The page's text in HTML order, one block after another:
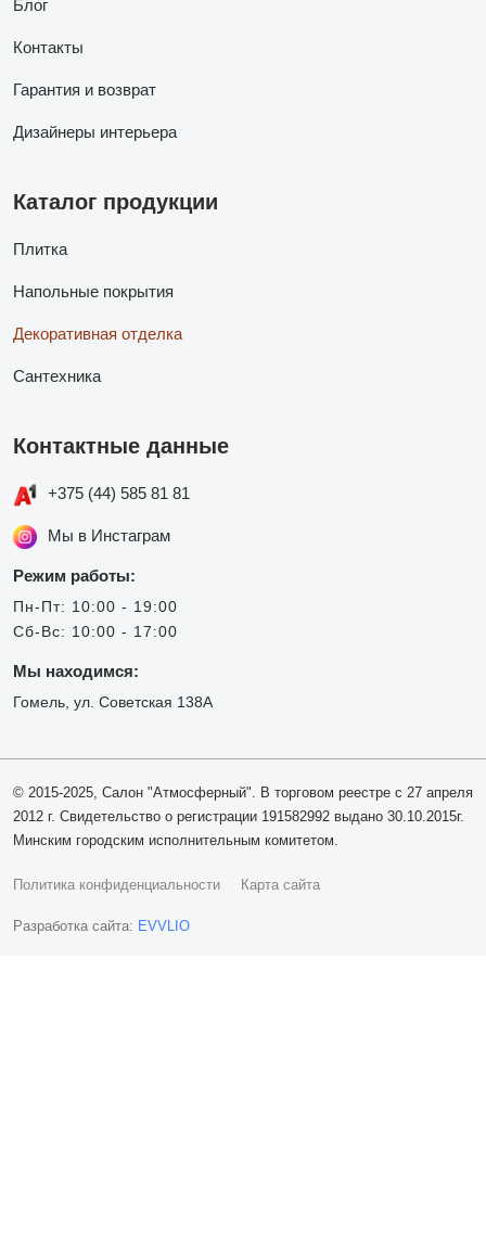
Блог
Контакты
Гарантия и возврат
Дизайнеры интерьера
Каталог продукции
Плитка
Напольные покрытия
Декоративная отделка
Сантехника
Контактные данные
+375 (44) 585 81 81
Мы в Инстаграм
Режим работы:
Пн-Пт: 10:00 - 19:00
Сб-Вс: 10:00 - 17:00
Мы находимся:
Гомель, ул. Советская 138А
© 2015-2025, Салон "Атмосферный". В торговом реестре с 27 апреля
2012 г. Свидетельство о регистрации 191582992 выдано 30.10.2015г.
Минским городским исполнительным комитетом.
Политика конфиденциальности Карта сайта
Разработка сайта: EVVLIO